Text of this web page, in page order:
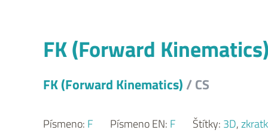
FK (Forward Kinematics)
FK (Forward Kinematics) / CS
Písmeno: F Písmeno EN: F Štítky: 3D,